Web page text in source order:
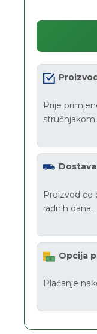
Prije
stručnjakom.
Proizvod će
radnih dana.
Opcija
Plaćanje